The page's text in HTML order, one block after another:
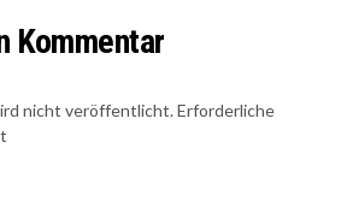
Kommentar
nicht veröffentlicht.Erforderliche